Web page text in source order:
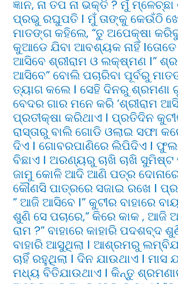
ଜ୍ଞାନ, ନା ତପ ନା ଭକ୍ତି ? ମୁଁ
ପ୍ରଭୁ ରଘୁପତି Ι ମୁଁ ତାଙ୍କୁ କେଉଁଠି
ମାତଙ୍ଗ କହିଲେ, “ତୁ ଅପେକ୍ଷା
କୁଆଡେ ଯିବା ଆବଶ୍ୟକ ନାହିଁ
ଆସିବେ ଶ୍ରୀରାମ ଓ ଲକ୍ଷ୍ମଣ Ι”
ଆସିବେ” ବୋଲି ପଚାରିବା ପୂର୍ବରୁ
ତ୍ୟାଗ କଲେ Ι ସେହି ଦିନରୁ ଶ୍ରମଣା
ବେଦର ଗାର ମନେ କରି ‘ଶ୍ରୀରାମ
ପ୍ରତୀକ୍ଷା କରିଥାଏ Ι ପ୍ରତିଦିନ
ରାସ୍ତାରୁ ବାଲି ଗୋଡି ଓଲାଇ ସଫା
ଦିଏ Ι ଗୋବରପାଣିରେ ଲିପିଦିଏ Ι ଫୁଲ
ବିଛାଏ Ι ଅରଣ୍ୟରୁ ଚାଖି ଚାଖି
ଜାମୁ କୋଳି ଆଦି ଆଣି ପତ୍ର
କୌଣସି ପାତ୍ରରେ ସଜାଇ ରଖେ Ι
” ଆଜି ଆସିବେ Ι” କୁଟୀର ବାହାରେ
ଶୁଣି ସେ ପଚାରେ,” କିରେ କାକ , ଆଜି
ରାମ ?” ବାହାରେ କାହାରି ପଦଶବ୍ଦ
ବାହାରି ଆସୁଥିଲା Ι ଆଶ୍ରମରୁ
ଚାହିଁ ରହୁଥିଲା Ι ଦିନ ଯାଉଥାଏ Ι ମାସ
ମଧ୍ୟ ବିତିଯାଉଥାଏ Ι କିନ୍ତୁ